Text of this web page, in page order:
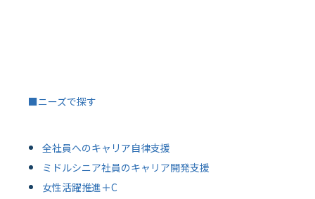
■ニーズで探す
全社員へのキャリア自律支援
ミドルシニア社員のキャリア開発支援
女性活躍推進＋C